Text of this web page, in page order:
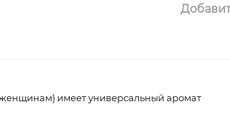
имеет универсальный аромат